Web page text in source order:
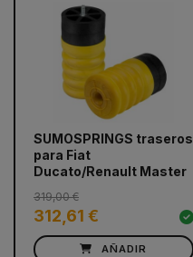
SUMOSPRINGS traseros
para Fiat
Ducato/Renault Master
312,61 €
319,00 €
AÑADIR
prev